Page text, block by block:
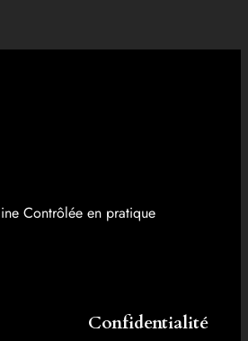
Contrôlée en pratique
Confidentialité